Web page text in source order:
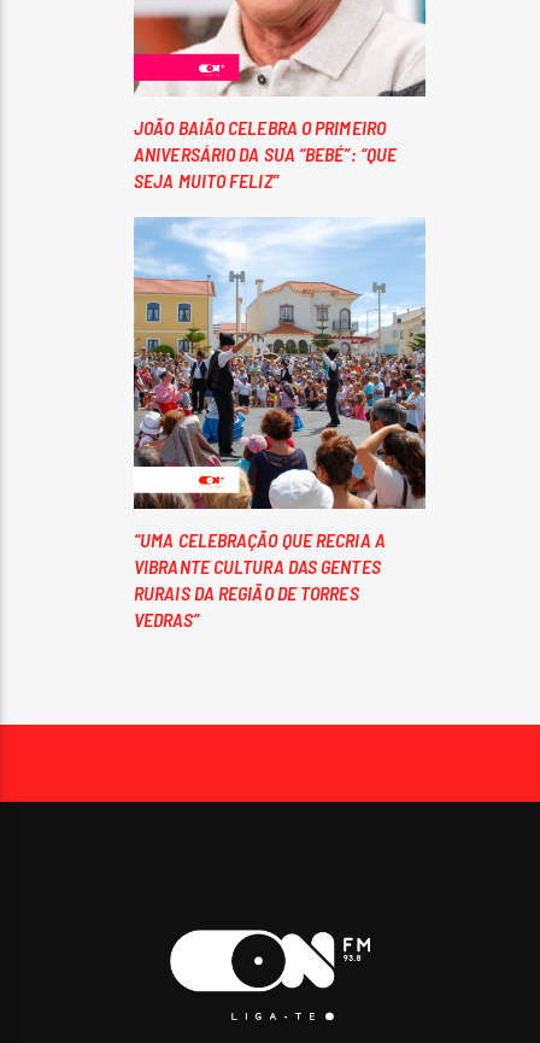
JOÃO BAIÃO CELEBRA O PRIMEIRO
ANIVERSÁRIO DA SUA “BEBÉ”: “QUE
SEJA MUITO FELIZ”
“UMA CELEBRAÇÃO QUE RECRIA A
VIBRANTE CULTURA DAS GENTES
RURAIS DA REGIÃO DE TORRES
VEDRAS”